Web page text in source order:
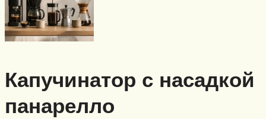
Капучинатор с насадкой
панарелло